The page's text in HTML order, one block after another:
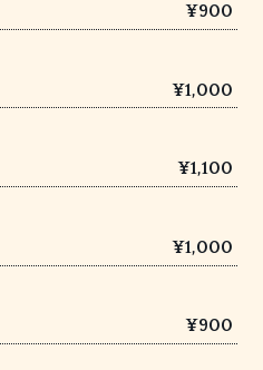
¥900
¥1,000
¥1,100
¥1,000
¥900